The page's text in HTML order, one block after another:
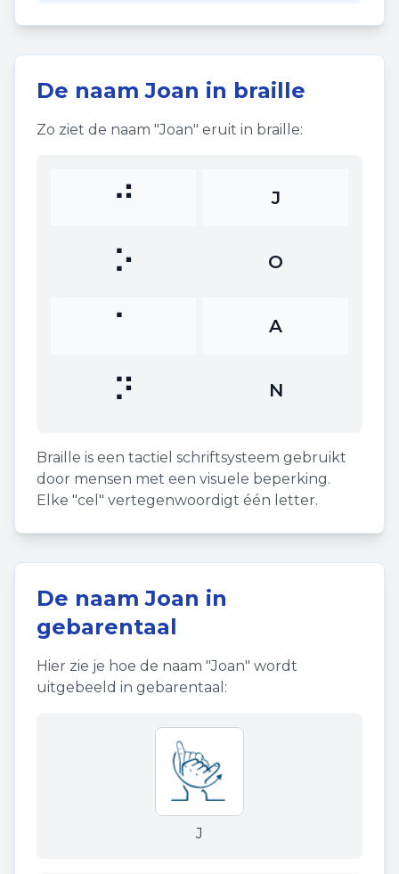
De naamJoan in braille
Zo ziet de naam "Joan" eruit in braille:
⠚ J
⠕ O
⠁ A
⠝ N
Braille is een tactiel schriftsysteem gebruikt
door mensen met een visuele beperking.
Elke "cel" vertegenwoordigt één letter.
De naamJoan in
gebarentaal
Hier zie je hoe de naam "Joan" wordt
uitgebeeld in gebarentaal:
J